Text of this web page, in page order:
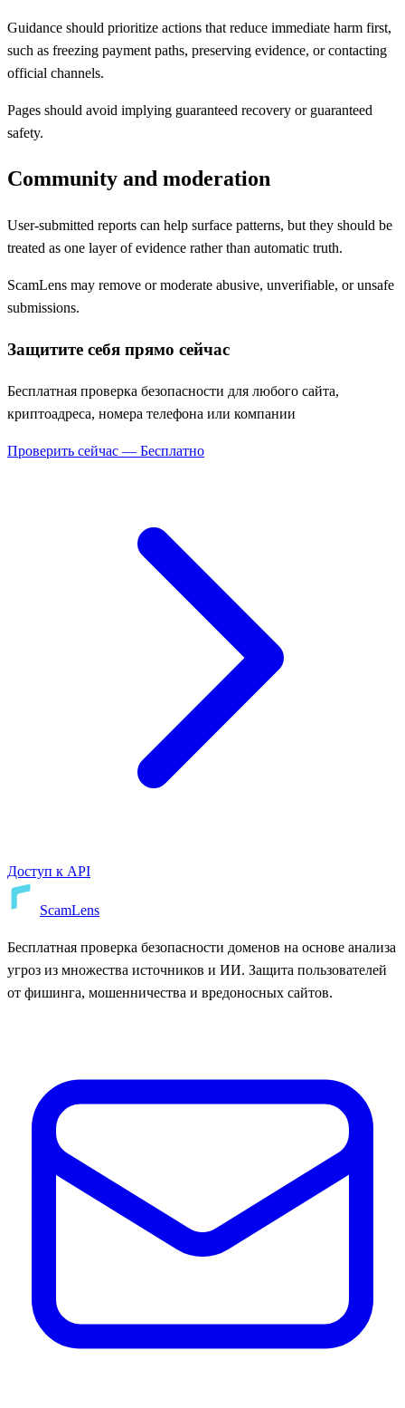
Guidance should prioritize actions that reduce immediate harm first,
such as freezing payment paths, preserving evidence, or contacting
official channels.
Pages should avoid implying guaranteed recovery or guaranteed
safety.
Community and moderation
User-submitted reports can help surface patterns, but they should be
treated as one layer of evidence rather than automatic truth.
ScamLens may remove or moderate abusive, unverifiable, or unsafe
submissions.
Защитите себя прямо сейчас
Бесплатная проверка безопасности для любого сайта,
криптоадреса, номера телефона или компании
Проверить сейчас — Бесплатно
Доступ к API
ScamLens
Бесплатная проверка безопасности доменов на основе анализа
угроз из множества источников и ИИ. Защита пользователей
от фишинга, мошенничества и вредоносных сайтов.